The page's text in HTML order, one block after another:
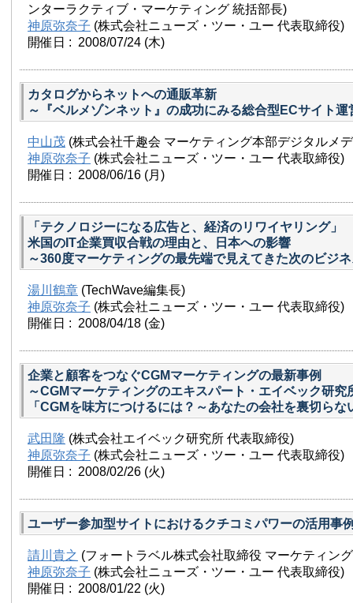
ンターラクティブ・マーケティング 統括部長)
神原弥奈子 (株式会社ニューズ・ツー・ユー 代表取締役)
開催日 : 2008/07/24 (木)
カタログからネットへの通販革新
～『ベルメゾンネット』の成功にみる総合型ECサイト運
中山茂 (株式会社千趣会 マーケティング本部デジタルメ
神原弥奈子 (株式会社ニューズ・ツー・ユー 代表取締役)
開催日 : 2008/06/16 (月)
「テクノロジーになる広告と、経済のリワイヤリング」
米国のIT企業買収合戦の理由と、日本への影響
～360度マーケティングの最先端で見えてきた次のビジ
湯川鶴章 (TechWave編集長)
神原弥奈子 (株式会社ニューズ・ツー・ユー 代表取締役)
開催日 : 2008/04/18 (金)
企業と顧客をつなぐCGMマーケティングの最新事例
～CGMマーケティングのエキスパート・エイベック研究
「CGMを味方につけるには？～あなたの会社を裏切ら
武田隆 (株式会社エイベック研究所 代表取締役)
神原弥奈子 (株式会社ニューズ・ツー・ユー 代表取締役)
開催日 : 2008/02/26 (火)
ユーザー参加型サイトにおけるクチコミパワーの活用事
請川貴之 (フォートラベル株式会社取締役 マーケティン
神原弥奈子 (株式会社ニューズ・ツー・ユー 代表取締役)
開催日 : 2008/01/22 (火)